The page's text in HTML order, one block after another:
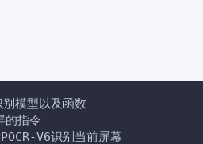
模型以及函数
的指令
V6识别当前屏幕